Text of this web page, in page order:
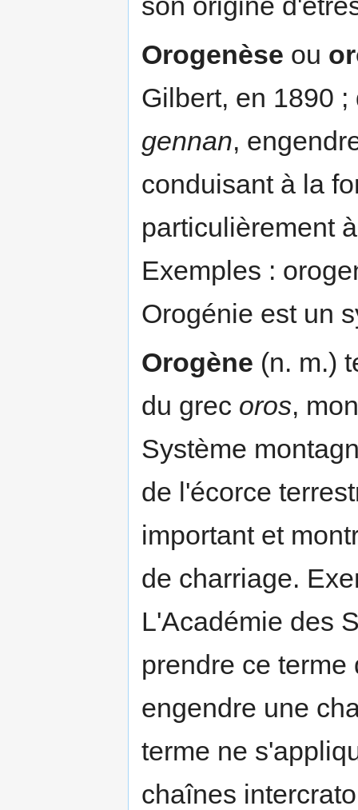
Orogenèse ou
Gilbert, en 1890
gennan,
conduisant à la
particulièrement
Exemples :
Orogénie est un
Orogène (n. m.)
du grec oros,
Système
de l'écorce
important et
de charriage.
L'Académie des
prendre ce
engendre une
terme ne
chaînes